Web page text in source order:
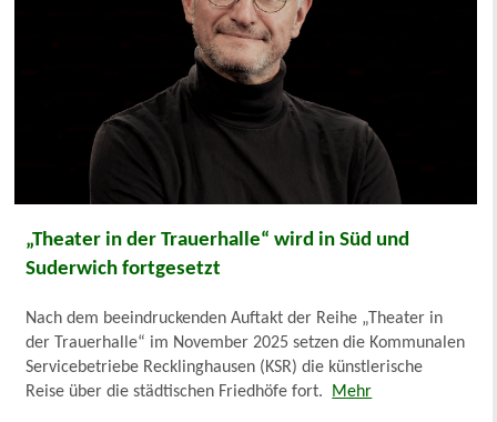
„Theater in der Trauerhalle“ wird in Süd und
Suderwich fortgesetzt
Nach dem beeindruckenden Auftakt der Reihe „Theater in
der Trauerhalle“ im November 2025 setzen die Kommunalen
Servicebetriebe Recklinghausen (KSR) die künstlerische
Reise über die städtischen Friedhöfe fort.
Mehr